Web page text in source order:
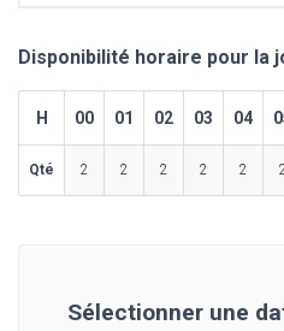
Disponibilité horaire pour la
H 00 01 02 03 04
Qté 2 2 2 2 2
Sélectionner une